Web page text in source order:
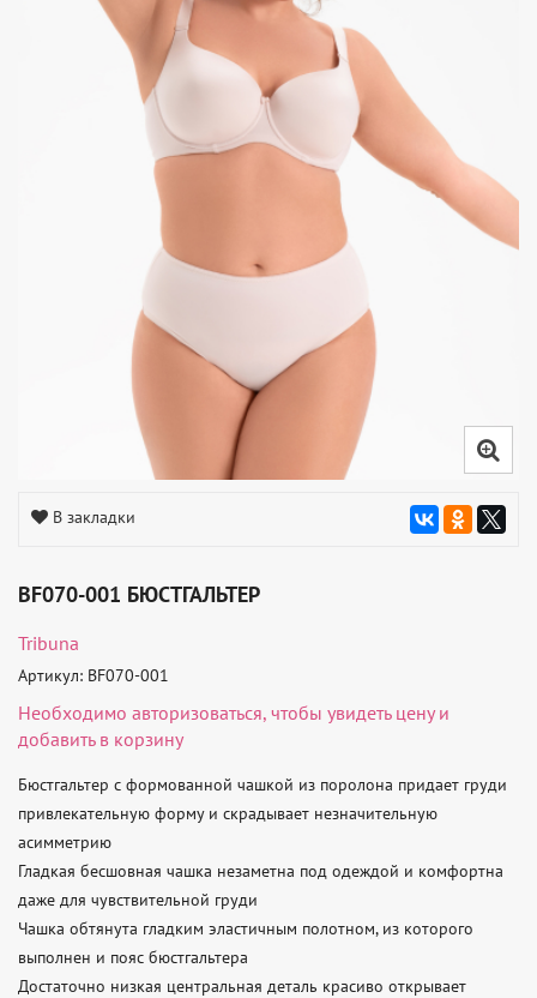
В закладки
BF070-001 БЮСТГАЛЬТЕР
Tribuna
Артикул: BF070-001
Необходимо авторизоваться, чтобы увидеть цену и
добавить в корзину
Бюстгальтер с формованной чашкой из поролона придает груди
привлекательную форму и скрадывает незначительную
асимметрию
Гладкая бесшовная чашка незаметна под одеждой и комфортна
даже для чувствительной груди
Чашка обтянута гладким эластичным полотном, из которого
выполнен и пояс бюстгальтера
Достаточно низкая центральная деталь красиво открывает